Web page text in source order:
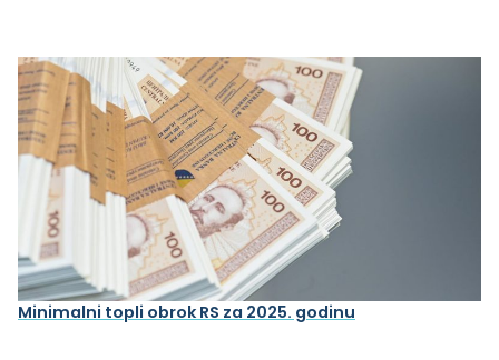
Minimalni topli obrok RS za 2025. godinu